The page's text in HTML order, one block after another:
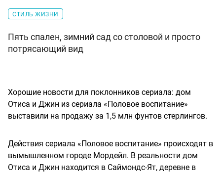
СТИЛЬ ЖИЗНИ
Пять спален, зимний сад со столовой и просто
потрясающий вид
Хорошие новости для поклонников сериала: дом
Отиса и Джин из сериала «Половое воспитание»
выставили на продажу за 1,5 млн фунтов стерлингов.
Действия сериала «Половое воспитание» происходят в
вымышленном городе Мордейл. В реальности дом
Отиса и Джин находится в Саймондс-Ят, деревне в